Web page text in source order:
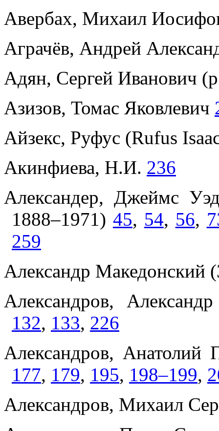
Авербах, Михаил
Аграчёв, Андрей
Адян, Сергей Иванович
Азизов, Томас Яковлевич
Айзекс, Руфус (Rufus
Акинфиева, Н.И. 236
Александер, Джеймс
1888–1971) 45, 54, 56,
259
Александр Македонский
Александров,
132, 133, 226
Александров, Анатолий
177, 179, 195, 198–199,
Александров, Михаил